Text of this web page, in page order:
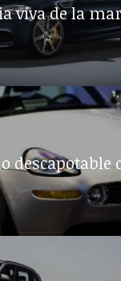
viva de la
descapotable